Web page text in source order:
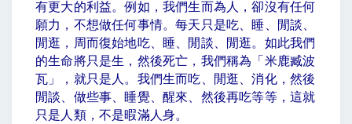
有更大的利益。例如，我們生而為人，卻沒有任何
願力，不想做任何事情。每天只是吃、睡、閒談、
閒逛，周而復始地吃、睡、閒談、閒逛。如此我們
的生命將只是生，然後死亡，我們稱為「米鹿臧波
瓦」，就只是人。我們生而吃、閒逛、消化，然後
閒談、做些事、睡覺、醒來、然後再吃等等，這就
只是人類，不是暇滿人身。